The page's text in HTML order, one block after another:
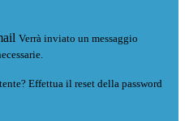
Verrà inviato un messaggio
Effettua il reset della password